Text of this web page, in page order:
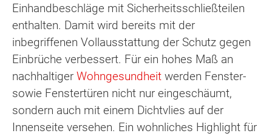
Einhandbeschläge mit Sicherheitsschließteilen
enthalten. Damit wird bereits mit der
inbegriffenen Vollausstattung der Schutz gegen
Einbrüche verbessert. Für ein hohes Maß an
nachhaltiger Wohngesundheit werden Fenster-
sowie Fenstertüren nicht nur eingeschäumt,
sondern auch mit einem Dichtvlies auf der
Innenseite versehen. Ein wohnliches Highlight für